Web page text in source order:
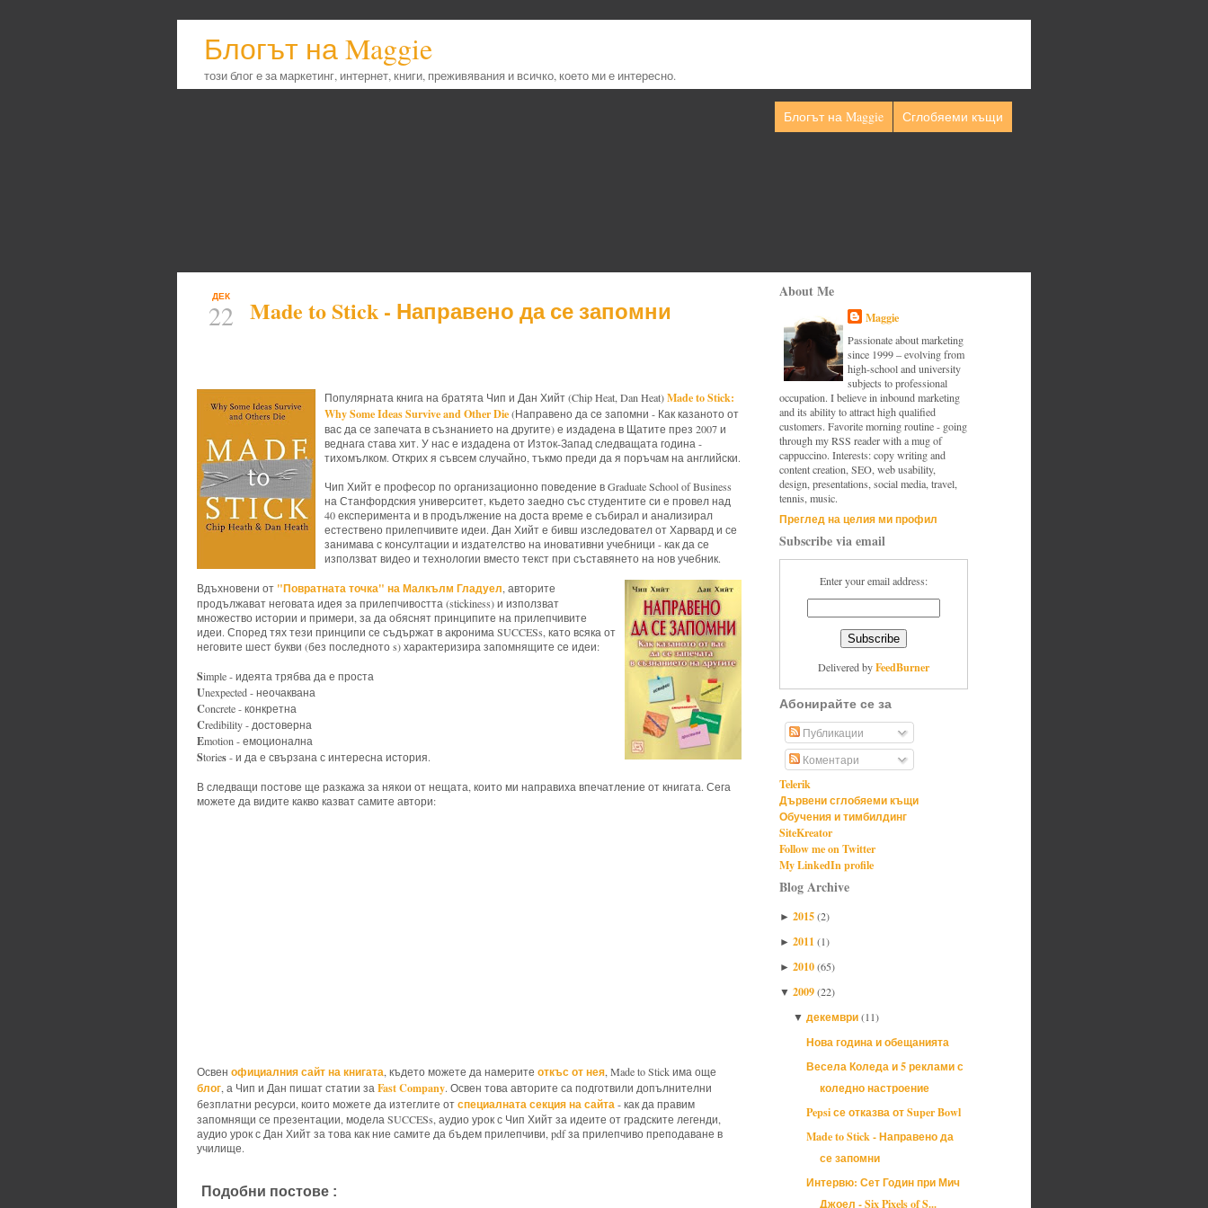
Блогът на Maggie
този блог е за маркетинг, интернет, книги, преживявания и всичко, което ми е интересно.
Блогът на Maggie Сглобяеми къщи
ДЕК
22 Made to Stick - Направено да се запомни
Популярната книга на братята Чип и Дан Хийт (Chip Heat, Dan Heat)Made to Stick:
Why Some Ideas Survive and Other Die(Направено да се запомни - Как казаното от
вас да се запечата в съзнанието на другите) е издадена в Щатите през 2007 и
веднага става хит. У нас е издадена от Изток-Запад следващата година -
тихомълком. Открих я съвсем случайно, тъкмо преди да я поръчам на английски.
Чип Хийт е професор по организационно поведение в Graduate School of Business
на Станфордския университет, където заедно със студентите си е провел над
40 експеримента и в продължение на доста време е събирал и анализирал
естествено прилепчивите идеи. Дан Хийт е бивш изследовател от Харвард и се
занимава с консултации и издателство на иновативни учебници - как да се
използват видео и технологии вместо текст при съставянето на нов учебник.
Вдъхновени от "Повратната точка" на Малкълм Гладуел, авторите
продължават неговата идея за прилепчивостта (stickiness) и използват
множество истории и примери, за да обяснят принципите на прилепчивите
идеи. Според тях тези принципи се съдържат в акронима SUCCESs, като всяка от
неговите шест букви (без последното s) характеризира запомнящите се идеи:
Simple - идеята трябва да е проста
Unexpected - неочаквана
Concrete - конкретна
Credibility - достоверна
Emotion - емоционална
Stories- и да е свързана с интересна история.
В следващи постове ще разкажа за някои от нещата, които ми направиха впечатление от книгата. Сега
можете да видите какво казват самите автори:
Освен официалния сайт на книгата, където можете да намерите откъс от нея, Made to Stick има още
блог, а Чип и Дан пишат статии за Fast Company. Освен това авторите са подготвили допълнителни
безплатни ресурси, които можете да изтеглите отспециалната секция на сайта- как да правим
запомнящи се презентации, модела SUCCESs, аудио урок с Чип Хийт за идеите от градските легенди,
аудио урок с Дан Хийт за това как ние самите да бъдем прилепчиви, pdf за прилепчиво преподаване в
училище.
Подобни постове :
About Me
Maggie
Passionate about marketing
since 1999 – evolving from
high-school and university
subjects to professional
occupation. I believe in inbound marketing
and its ability to attract high qualified
customers. Favorite morning routine - going
through my RSS reader with a mug of
cappuccino. Interests: copy writing and
content creation, SEO, web usability,
design, presentations, social media, travel,
tennis, music.
Преглед на целия ми профил
Subscribe via email
Enter your email address:
Delivered byFeedBurner
Абонирайте се за
Публикации
Коментари
Telerik
Дървени сглобяеми къщи
Обучения и тимбилдинг
SiteKreator
Follow me on Twitter
My LinkedIn profile
Blog Archive
► 2015(2)
► 2011(1)
► 2010(65)
▼ 2009(22)
▼ декември(11)
Нова година и обещанията
Весела Коледа и 5 реклами с
коледно настроение
Pepsi се отказва от Super Bowl
Made to Stick - Направено да
се запомни
Интервю: Сет Годин при Мич
Джоел - Six Pixels of S...